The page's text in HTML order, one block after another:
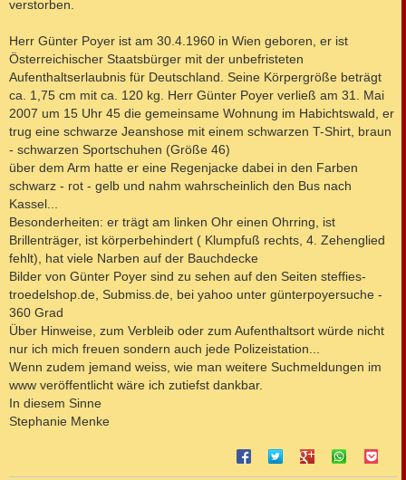
verstorben.
Herr Günter Poyer ist am 30.4.1960 in Wien geboren, er ist
Österreichischer Staatsbürger mit der unbefristeten
Aufenthaltserlaubnis für Deutschland. Seine Körpergröße beträgt
ca. 1,75 cm mit ca. 120 kg. Herr Günter Poyer verließ am 31. Mai
2007 um 15 Uhr 45 die gemeinsame Wohnung im Habichtswald, er
trug eine schwarze Jeanshose mit einem schwarzen T-Shirt, braun
- schwarzen Sportschuhen (Größe 46)
über dem Arm hatte er eine Regenjacke dabei in den Farben
schwarz - rot - gelb und nahm wahrscheinlich den Bus nach
Kassel...
Besonderheiten: er trägt am linken Ohr einen Ohrring, ist
Brillenträger, ist körperbehindert ( Klumpfuß rechts, 4. Zehenglied
fehlt), hat viele Narben auf der Bauchdecke
Bilder von Günter Poyer sind zu sehen auf den Seiten steffies-
troedelshop.de, Submiss.de, bei yahoo unter günterpoyersuche -
360 Grad
Über Hinweise, zum Verbleib oder zum Aufenthaltsort würde nicht
nur ich mich freuen sondern auch jede Polizeistation...
Wenn zudem jemand weiss, wie man weitere Suchmeldungen im
www veröffentlicht wäre ich zutiefst dankbar.
In diesem Sinne
Stephanie Menke